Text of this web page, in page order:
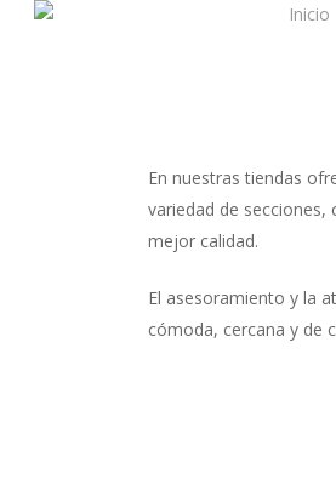
Inicio
En nuestras tiendas
variedad de
mejor calidad.
El asesoramiento y la
cómoda, cercana y de